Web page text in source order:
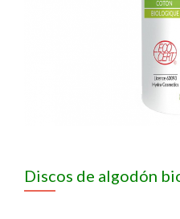
Discos de algodón